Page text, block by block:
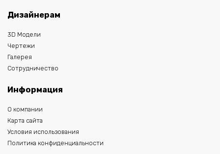
Дизайнерам
3D Модели
Чертежи
Галерея
Сотрудничество
Информация
О компании
Карта сайта
Условия использования
Политика конфиденциальности